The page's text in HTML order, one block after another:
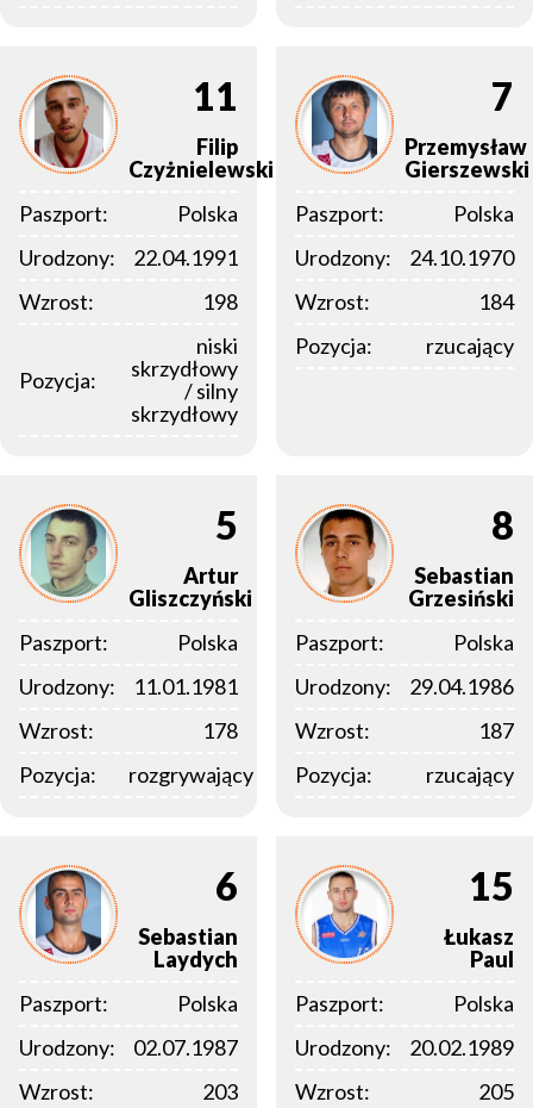
11
Filip
Czyżnielewski
Paszport:
Polska
Urodzony:
22.04.1991
Wzrost:
198
Pozycja:
niski
skrzydłowy
/ silny
skrzydłowy
7
Przemysław
Gierszewski
Paszport:
Polska
Urodzony:
24.10.1970
Wzrost:
184
Pozycja:
rzucający
5
Artur
Gliszczyński
Paszport:
Polska
Urodzony:
11.01.1981
Wzrost:
178
Pozycja:
rozgrywający
8
Sebastian
Grzesiński
Paszport:
Polska
Urodzony:
29.04.1986
Wzrost:
187
Pozycja:
rzucający
6
Sebastian
Laydych
Paszport:
Polska
Urodzony:
02.07.1987
Wzrost:
203
15
Łukasz
Paul
Paszport:
Polska
Urodzony:
20.02.1989
Wzrost:
205